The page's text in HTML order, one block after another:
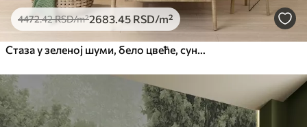
4472.42RSD/m²2683 .45 RSD/m²